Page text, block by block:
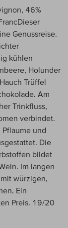
46%
Genussreise.
kühlen
Holunder
Trüffel
Am
Trinkfluss,
verbindet.
und
Die
bildet
Im langen
würzigen,
Ein
Preis. 19/20